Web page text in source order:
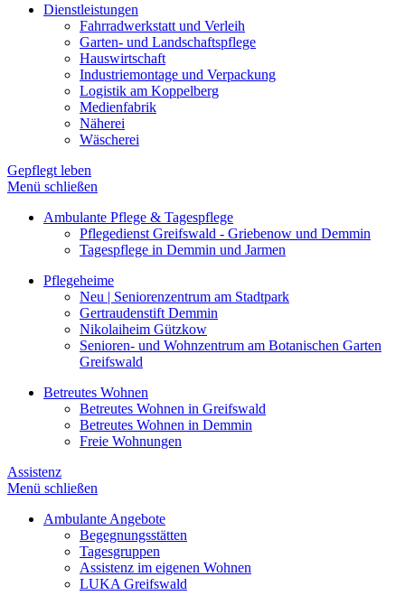
Dienstleistungen
Fahrradwerkstatt und Verleih
Garten- und Landschaftspflege
Hauswirtschaft
Industriemontage und Verpackung
Logistik am Koppelberg
Medienfabrik
Näherei
Wäscherei
Gepflegt leben
Menü schließen
Ambulante Pflege & Tagespflege
Pflegedienst Greifswald - Griebenow und Demmin
Tagespflege in Demmin und Jarmen
Pflegeheime
Neu | Seniorenzentrum am Stadtpark
Gertraudenstift Demmin
Nikolaiheim Gützkow
Senioren- und Wohnzentrum am Botanischen Garten
Greifswald
Betreutes Wohnen
Betreutes Wohnen in Greifswald
Betreutes Wohnen in Demmin
Freie Wohnungen
Assistenz
Menü schließen
Ambulante Angebote
Begegnungsstätten
Tagesgruppen
Assistenz im eigenen Wohnen
LUKA Greifswald